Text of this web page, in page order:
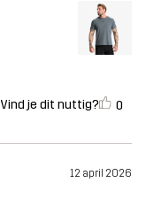
Vind je dit nuttig? 0
12 april 2026